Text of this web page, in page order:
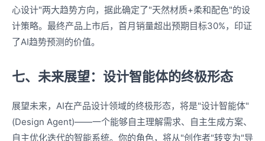
心设计"两大趋势方向，据此确定了"天然材质+柔和配色"的设
计策略。最终产品上市后，首月销量超出预期目标30%，印证
了AI趋势预测的价值。
七、未来展望：设计智能体的终极形态
展望未来，AI在产品设计领域的终极形态，将是"设计智能体"
(Design Agent)——一个能够自主理解需求、自主生成方案、
自主优化迭代的智能系统。你的角色，将从"创作者"转变为"导